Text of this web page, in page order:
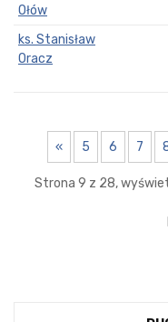
Ołów
ks. Stanisław
Oracz
« 5 6 7
Strona 9 z 28,